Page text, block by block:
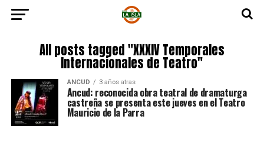
All posts tagged "XXXIV Temporales
Internacionales de Teatro"
ANCUD 3 años atras
Ancud: reconocida obra teatral de dramaturga
castreña se presenta este jueves en el Teatro
Mauricio de la Parra